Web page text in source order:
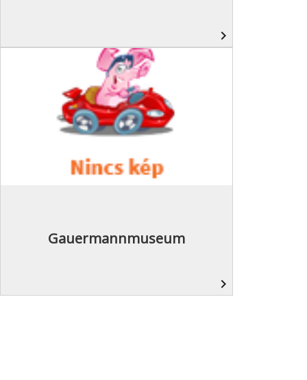
navigate_next
Gauermannmuseum
navigate_next